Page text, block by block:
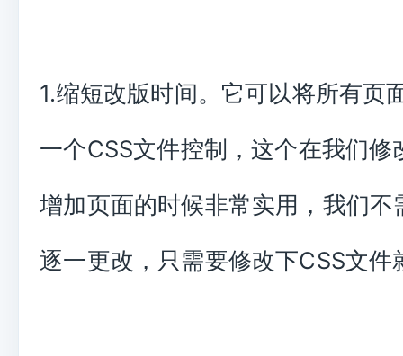
1.缩短改版时间。它可以将所有页
一个CSS文件控制，这个在我们修
增加页面的时候非常实用，我们不
逐一更改，只需要修改下CSS文件